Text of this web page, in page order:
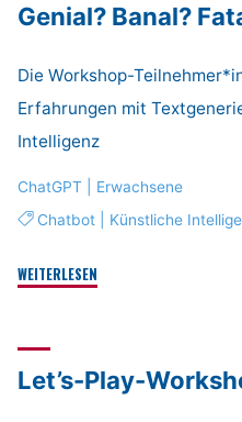
für’s
Genial? Banal?
Die Workshop-
Erfahrungen mit
Intelligenz
ChatGPT
Erwachsene
Chatbot| Künstliche
WEITERLESEN
Banal?
Let’s-Play-